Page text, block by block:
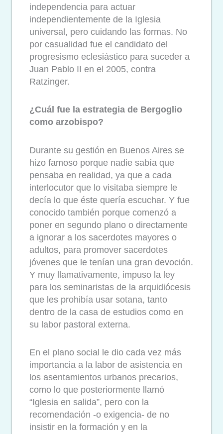
independencia para actuar
independientemente de la Iglesia
universal, pero cuidando las formas. No
por casualidad fue el candidato del
progresismo eclesiástico para suceder a
Juan Pablo II en el 2005, contra
Ratzinger.
¿Cuál fue la estrategia de Bergoglio
como arzobispo?
Durante su gestión en Buenos Aires se
hizo famoso porque nadie sabía que
pensaba en realidad, ya que a cada
interlocutor que lo visitaba siempre le
decía lo que éste quería escuchar. Y fue
conocido también porque comenzó a
poner en segundo plano o directamente
a ignorar a los sacerdotes mayores o
adultos, para promover sacerdotes
jóvenes que le tenían una gran devoción.
Y muy llamativamente, impuso la ley
para los seminaristas de la arquidiócesis
que les prohibía usar sotana, tanto
dentro de la casa de estudios como en
su labor pastoral externa.
En el plano social le dio cada vez más
importancia a la labor de asistencia en
los asentamientos urbanos precarios,
como lo que posteriormente llamó
“Iglesia en salida”, pero con la
recomendación -o exigencia- de no
insistir en la formación y en la